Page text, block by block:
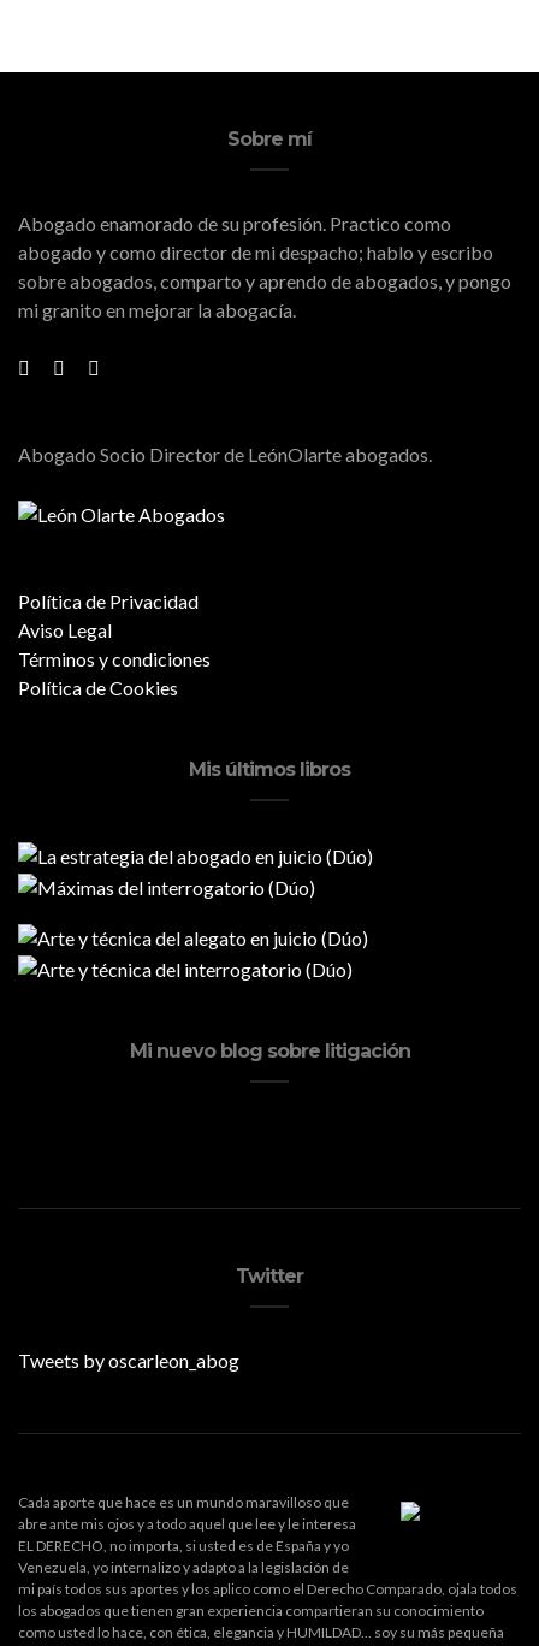
Sobre mí
Abogado enamorado de su profesión. Practico como
abogado y como director de mi despacho; hablo y escribo
sobre abogados, comparto y aprendo de abogados, y pongo
mi granito en mejorar la abogacía.
Abogado Socio Director de LeónOlarte abogados.
Política de Privacidad
Aviso Legal
Términos y condiciones
Política de Cookies
Mis últimos libros
Mi nuevo blog sobre litigación
Twitter
Tweets by oscarleon_abog
Cada aporte que hace es un mundo maravilloso que
abre ante mis ojos y a todo aquel que lee y le interesa
EL DERECHO, no importa, si usted es de España y yo
Venezuela, yo internalizo y adapto a la legislación de
mi país todos sus aportes y los aplico como el Derecho Comparado, ojala todos
los abogados que tienen gran experiencia compartieran su conocimiento
como usted lo hace, con ética, elegancia y HUMILDAD... soy su más pequeña